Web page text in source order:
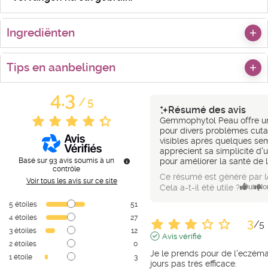
Ingrediënten
Tips en aanbelingen
4.3/5
Basé sur 93 avis soumis à un
contrôle
Voir tous les avis sur ce site
5 étoiles
51
4 étoiles
27
3 étoiles
12
2 étoiles
0
1 étoile 3
Résumé des avis
Gemmophytol Peau offre
pour divers problèmes
visibles après quelques
apprécient sa simplicité
pour améliorer la santé de
Ce résumé est généré par
Cela a-t-il été utile ? Oui
3/5
Avis vérifié
Je le prends pour de
jours pas très efficace.